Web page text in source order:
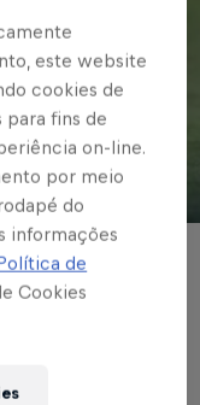
© Red Bull Bragantino
este website
cookies de
fins de
on-line.
por meio
do
informações
de
Cookies